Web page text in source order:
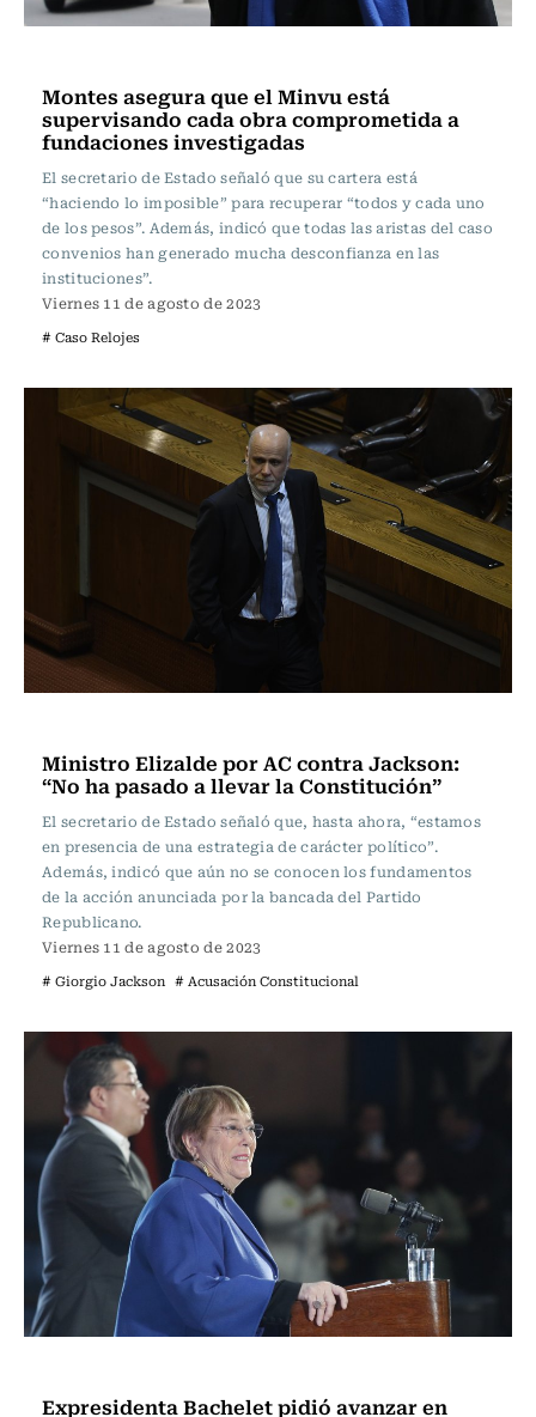
Montes asegura que el Minvu está
supervisando cada obra comprometida a
fundaciones investigadas
El secretario de Estado señaló que su cartera está
“haciendo lo imposible” para recuperar “todos y cada uno
de los pesos”. Además, indicó que todas las aristas del caso
convenios han generado mucha desconfianza en las
instituciones”.
Viernes 11 de agosto de 2023
# Caso Relojes
Ministro Elizalde por AC contra Jackson:
“No ha pasado a llevar la Constitución”
El secretario de Estado señaló que, hasta ahora, “estamos
en presencia de una estrategia de carácter político”.
Además, indicó que aún no se conocen los fundamentos
de la acción anunciada por la bancada del Partido
Republicano.
Viernes 11 de agosto de 2023
# Giorgio Jackson # Acusación Constitucional
Expresidenta Bachelet pidió avanzar en